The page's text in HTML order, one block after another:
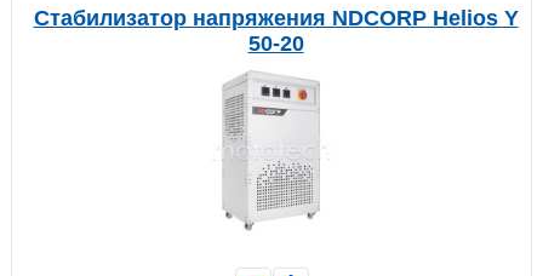
Стабилизатор напряжения NDCORP Helios Y
50-20